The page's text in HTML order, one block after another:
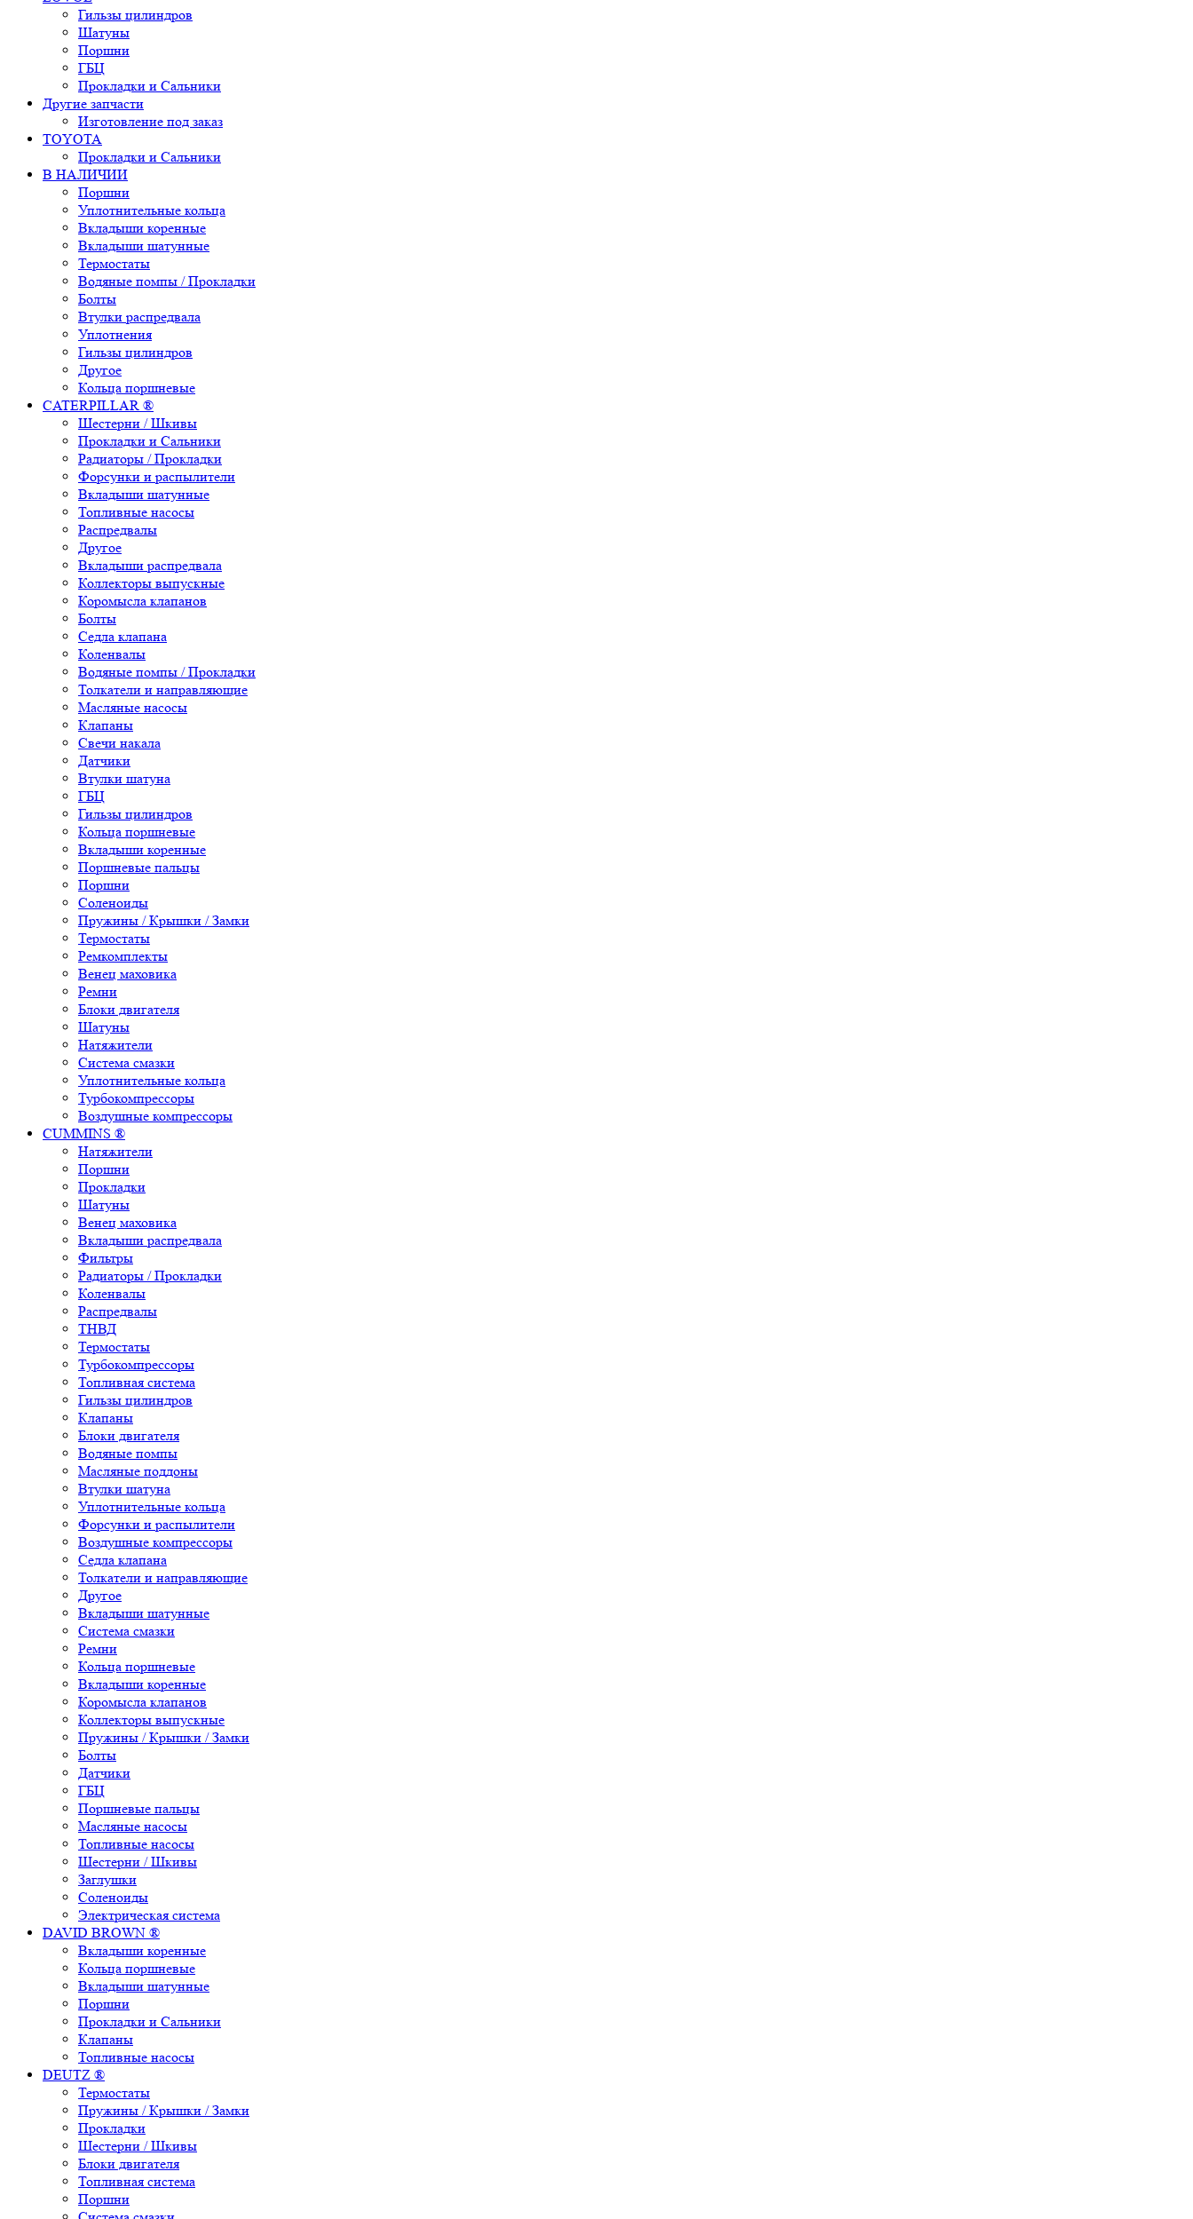
Гильзы цилиндров
Шатуны
Поршни
ГБЦ
Прокладки и Сальники
Другие запчасти
Изготовление под заказ
TOYOTA
Прокладки и Сальники
В НАЛИЧИИ
Поршни
Уплотнительные кольца
Вкладыши коренные
Вкладыши шатунные
Термостаты
Водяные помпы / Прокладки
Болты
Втулки распредвала
Уплотнения
Гильзы цилиндров
Другое
Кольца поршневые
CATERPILLAR ®
Шестерни / Шкивы
Прокладки и Сальники
Радиаторы / Прокладки
Форсунки и распылители
Вкладыши шатунные
Топливные насосы
Распредвалы
Другое
Вкладыши распредвала
Коллекторы выпускные
Коромысла клапанов
Болты
Седла клапана
Коленвалы
Водяные помпы / Прокладки
Толкатели и направляющие
Масляные насосы
Клапаны
Свечи накала
Датчики
Втулки шатуна
ГБЦ
Гильзы цилиндров
Кольца поршневые
Вкладыши коренные
Поршневые пальцы
Поршни
Соленоиды
Пружины / Крышки / Замки
Термостаты
Ремкомплекты
Венец маховика
Ремни
Блоки двигателя
Шатуны
Натяжители
Система смазки
Уплотнительные кольца
Турбокомпрессоры
Воздушные компрессоры
CUMMINS ®
Натяжители
Поршни
Прокладки
Шатуны
Венец маховика
Вкладыши распредвала
Фильтры
Радиаторы / Прокладки
Коленвалы
Распредвалы
ТНВД
Термостаты
Турбокомпрессоры
Топливная система
Гильзы цилиндров
Клапаны
Блоки двигателя
Водяные помпы
Масляные поддоны
Втулки шатуна
Уплотнительные кольца
Форсунки и распылители
Воздушные компрессоры
Седла клапана
Толкатели и направляющие
Другое
Вкладыши шатунные
Система смазки
Ремни
Кольца поршневые
Вкладыши коренные
Коромысла клапанов
Коллекторы выпускные
Пружины / Крышки / Замки
Болты
Датчики
ГБЦ
Поршневые пальцы
Масляные насосы
Топливные насосы
Шестерни / Шкивы
Заглушки
Соленоиды
Электрическая система
DAVID BROWN ®
Вкладыши коренные
Кольца поршневые
Вкладыши шатунные
Поршни
Прокладки и Сальники
Клапаны
Топливные насосы
DEUTZ ®
Термостаты
Пружины / Крышки / Замки
Прокладки
Шестерни / Шкивы
Блоки двигателя
Топливная система
Поршни